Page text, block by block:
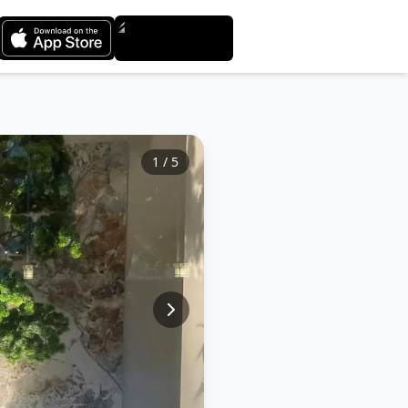
1 / 5